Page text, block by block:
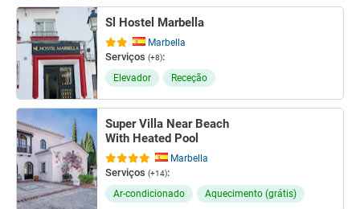
Sl Hostel Marbella
Marbella
Serviços (+8):
Elevador Receção
Super Villa Near Beach
With Heated Pool
Marbella
Serviços (+14):
Ar-condicionado Aquecimento (grátis)